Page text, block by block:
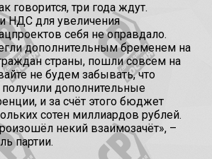
говорится, три года ждут.
НДС для увеличения
себя не оправдало.
дополнительным бременем на
страны, пошли совсем на
не будем забывать, что
дополнительные
и за счёт этого бюджет
сотен миллиардов рублей.
некий взаимозачёт», –
партии.